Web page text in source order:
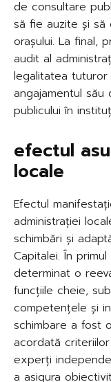
de consultare
să fie auzite și
orașului. La final,
audit al
legalitatea
angajamentul
publicului în
efectul
locale
Efectul
administrației
schimbări și
Capitalei. În
determinat o
funcțiile cheie,
competențele și
schimbare a fost
acordată
experți
a asigura